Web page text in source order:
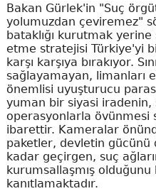
Bakan Gürlek'in "Suç
yolumuzdan çeviremez"
bataklığı kurutmak
etme stratejisi Türkiye'yi
karşı karşıya bırakıyor.
sağlayamayan, limanları
önemlisi uyuşturucu
yuman bir siyasi iradenin,
operasyonlarla övünmesi
ibarettir. Kameralar
paketler, devletin gücünü
kadar geçirgen, suç
kurumsallaşmış olduğunu
kanıtlamaktadır.